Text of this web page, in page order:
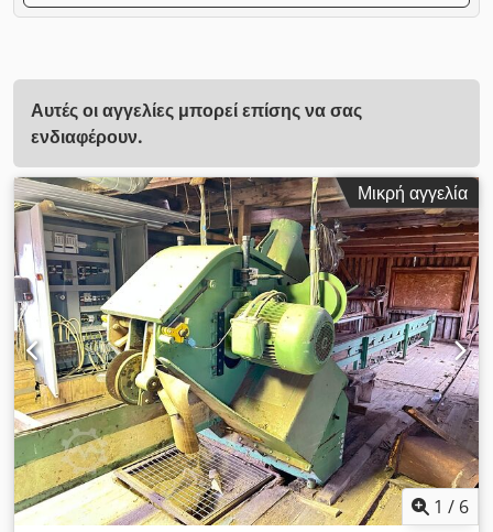
Αυτές οι αγγελίες μπορεί επίσης να σας
ενδιαφέρουν.
Μικρή αγγελία
1 / 6